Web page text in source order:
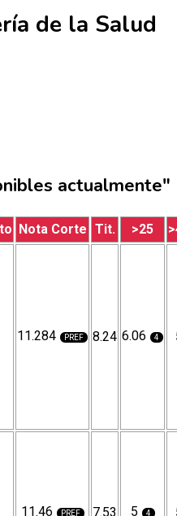
de la Salud
actualmente"
Nota Corte Tit. >25
11.284 PREF 8.24 6.06 4
11.46 PREF 7.53 5 4